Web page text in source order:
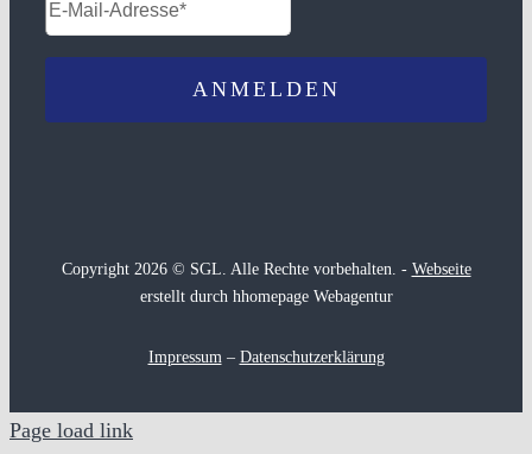
Copyright 2026 © SGL. Alle Rechte vorbehalten. - Webseite
erstellt durch hhomepage Webagentur
Impressum– Datenschutzerklärung
Page load link